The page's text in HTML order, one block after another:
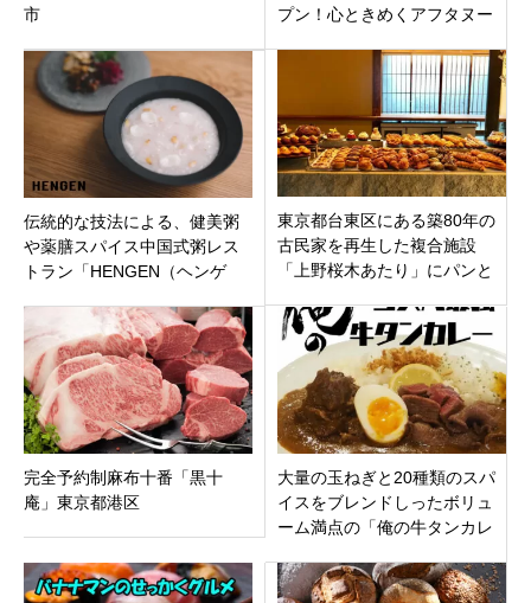
市
プン！心ときめくアフタヌー
伝統的な技法による、健美粥
や薬膳スパイス中国式粥レス
トラン「HENGEN（ヘンゲ
東京都台東区にある築80年の
古民家を再生した複合施設
「上野桜木あたり」にパンと
ープン
完全予約制麻布十番「黒十
庵」東京都港区
大量の玉ねぎと20種類のスパ
イスをブレンドしったボリュ
ーム満点の「俺の牛タンカレ
区